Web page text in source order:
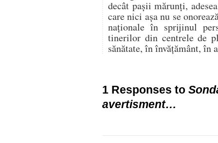
decât pașii mărunți,
care nici așa nu se
naționale în sprijinul
tinerilor din centrele de
sănătate, în învățământ, în
1 Responses to
avertisment…